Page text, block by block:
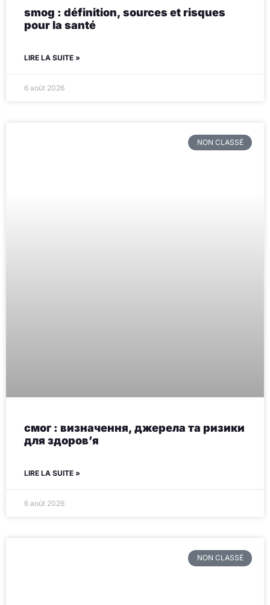
smog : définition, sources et risques
pour la santé
LIRE LA SUITE »
6 août 2026
NON CLASSÉ
смог : визначення, джерела та ризики
для здоров’я
LIRE LA SUITE »
6 août 2026
NON CLASSÉ